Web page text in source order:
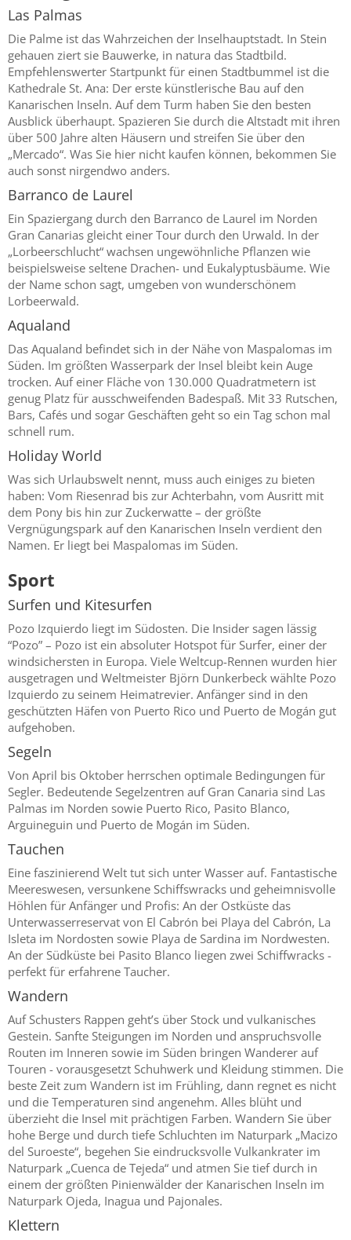
Las Palmas
Die Palme ist das Wahrzeichen der Inselhauptstadt. In Stein
gehauen ziert sie Bauwerke, in natura das Stadtbild.
Empfehlenswerter Startpunkt für einen Stadtbummel ist die
Kathedrale St. Ana: Der erste künstlerische Bau auf den
Kanarischen Inseln. Auf dem Turm haben Sie den besten
Ausblick überhaupt. Spazieren Sie durch die Altstadt mit ihren
über 500 Jahre alten Häusern und streifen Sie über den
„Mercado“. Was Sie hier nicht kaufen können, bekommen Sie
auch sonst nirgendwo anders.
Barranco de Laurel
Ein Spaziergang durch den Barranco de Laurel im Norden
Gran Canarias gleicht einer Tour durch den Urwald. In der
„Lorbeerschlucht“ wachsen ungewöhnliche Pflanzen wie
beispielsweise seltene Drachen- und Eukalyptusbäume. Wie
der Name schon sagt, umgeben von wunderschönem
Lorbeerwald.
Aqualand
Das Aqualand befindet sich in der Nähe von Maspalomas im
Süden. Im größten Wasserpark der Insel bleibt kein Auge
trocken. Auf einer Fläche von 130.000 Quadratmetern ist
genug Platz für ausschweifenden Badespaß. Mit 33 Rutschen,
Bars, Cafés und sogar Geschäften geht so ein Tag schon mal
schnell rum.
Holiday World
Was sich Urlaubswelt nennt, muss auch einiges zu bieten
haben: Vom Riesenrad bis zur Achterbahn, vom Ausritt mit
dem Pony bis hin zur Zuckerwatte – der größte
Vergnügungspark auf den Kanarischen Inseln verdient den
Namen. Er liegt bei Maspalomas im Süden.
Sport
Surfen und Kitesurfen
Pozo Izquierdo liegt im Südosten. Die Insider sagen lässig
“Pozo” – Pozo ist ein absoluter Hotspot für Surfer, einer der
windsichersten in Europa. Viele Weltcup-Rennen wurden hier
ausgetragen und Weltmeister Björn Dunkerbeck wählte Pozo
Izquierdo zu seinem Heimatrevier. Anfänger sind in den
geschützten Häfen von Puerto Rico und Puerto de Mogán gut
aufgehoben.
Segeln
Von April bis Oktober herrschen optimale Bedingungen für
Segler. Bedeutende Segelzentren auf Gran Canaria sind Las
Palmas im Norden sowie Puerto Rico, Pasito Blanco,
Arguineguin und Puerto de Mogán im Süden.
Tauchen
Eine faszinierend Welt tut sich unter Wasser auf. Fantastische
Meereswesen, versunkene Schiffswracks und geheimnisvolle
Höhlen für Anfänger und Profis: An der Ostküste das
Unterwasserreservat von El Cabrón bei Playa del Cabrón, La
Isleta im Nordosten sowie Playa de Sardina im Nordwesten.
An der Südküste bei Pasito Blanco liegen zwei Schiffwracks -
perfekt für erfahrene Taucher.
Wandern
Auf Schusters Rappen geht’s über Stock und vulkanisches
Gestein. Sanfte Steigungen im Norden und anspruchsvolle
Routen im Inneren sowie im Süden bringen Wanderer auf
Touren - vorausgesetzt Schuhwerk und Kleidung stimmen. Die
beste Zeit zum Wandern ist im Frühling, dann regnet es nicht
und die Temperaturen sind angenehm. Alles blüht und
überzieht die Insel mit prächtigen Farben. Wandern Sie über
hohe Berge und durch tiefe Schluchten im Naturpark „Macizo
del Suroeste“, begehen Sie eindrucksvolle Vulkankrater im
Naturpark „Cuenca de Tejeda“ und atmen Sie tief durch in
einem der größten Pinienwälder der Kanarischen Inseln im
Naturpark Ojeda, Inagua und Pajonales.
Klettern